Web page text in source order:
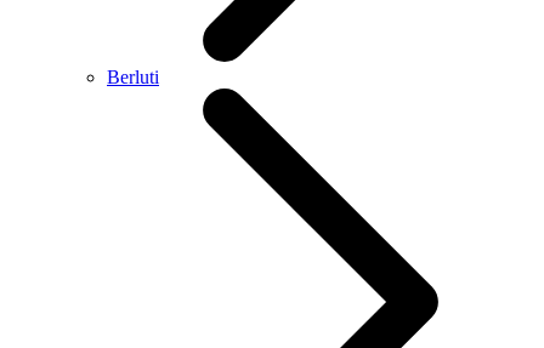
Berluti